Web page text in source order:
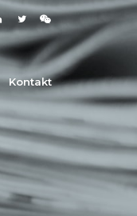
Kontakt